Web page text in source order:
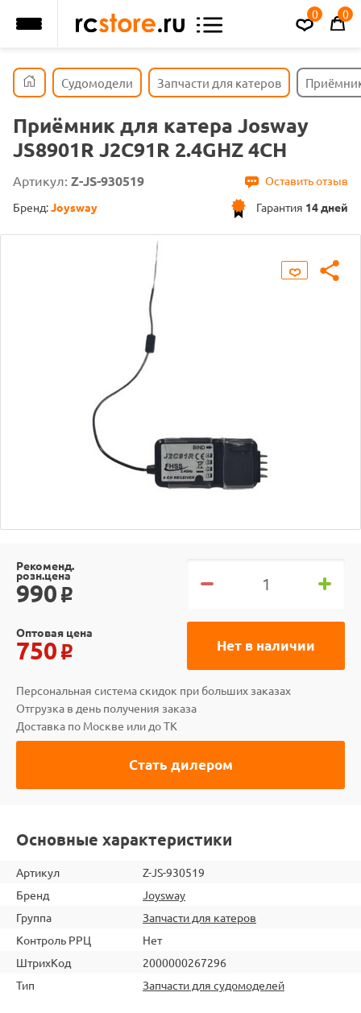
0 0
Судомодели Запчасти для катеров
Приёмник для катера Josway
JS8901R J2C91R 2.4GHZ 4CH
Артикул: Z-JS-930519
Оставить отзыв
Гарантия 14 дней
Бренд:Joysway
Рекоменд.
розн.цена
990 o
Нет в наличии
Оптовая цена
750 o
Персональная система скидок при больших заказах
Отгрузка в день получения заказа
Доставка по Москве или до ТК
Стать дилером
Основные характеристики
Артикул
Z-JS-930519
Бренд
Joysway
Группа
Запчасти для катеров
Контроль РРЦ
Нет
ШтрихКод
2000000267296
Тип
Запчасти для судомоделей